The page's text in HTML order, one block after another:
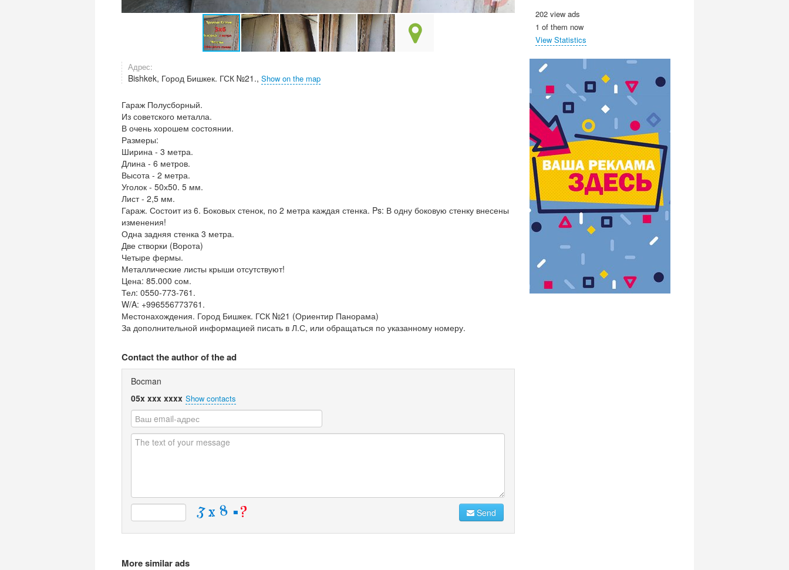
Адрес:
Bishkek, Город Бишкек. ГСК №21., Show on the map
Гараж Полусборный.
Из советского металла.
В очень хорошем состоянии.
Размеры:
Ширина - 3 метра.
Длина - 6 метров.
Высота - 2 метра.
Уголок - 50х50. 5 мм.
Лист - 2,5 мм.
Гараж. Состоит из 6. Боковых стенок, по 2 метра каждая стенка. Ps: В одну боковую стенку внесены
изменения!
Одна задняя стенка 3 метра.
Две створки (Ворота)
Четыре фермы.
Металлические листы крыши отсутствуют!
Цена: 85.000 сом.
Тел: 0550-773-761.
W/A: +996556773761.
Местонахождения. Город Бишкек. ГСК №21 (Ориентир Панорама)
За дополнительной информацией писать в Л.С, или обращаться по указанному номеру.
Contact the author of the ad
Bocman
05x xxx xxxx Show contacts
Send
More similar ads
202 view ads
1 of them now
View Statistics